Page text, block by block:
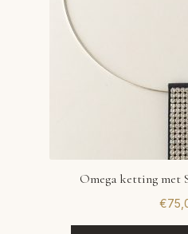
Omega ketting met
€